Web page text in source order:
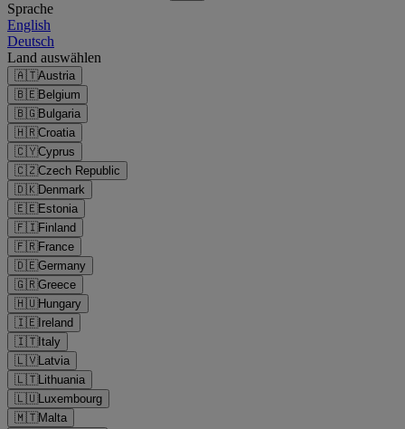
Sprache
English
Deutsch
Land auswählen
🇦🇹Austria
🇧🇪Belgium
🇧🇬Bulgaria
🇭🇷Croatia
🇨🇾Cyprus
🇨🇿Czech Republic
🇩🇰Denmark
🇪🇪Estonia
🇫🇮Finland
🇫🇷France
🇩🇪Germany
🇬🇷Greece
🇭🇺Hungary
🇮🇪Ireland
🇮🇹Italy
🇱🇻Latvia
🇱🇹Lithuania
🇱🇺Luxembourg
🇲🇹Malta